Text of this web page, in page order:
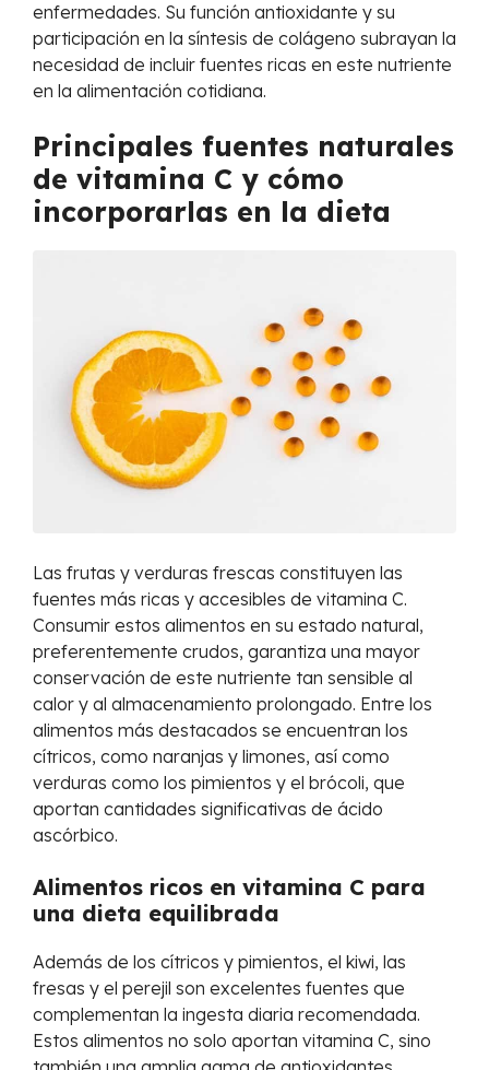
enfermedades. Su función antioxidante y su
participación en la síntesis de colágeno subrayan la
necesidad de incluir fuentes ricas en este nutriente
en la alimentación cotidiana.
Principales fuentes naturales
de vitamina C y cómo
incorporarlas en la dieta
Las frutas y verduras frescas constituyen las
fuentes más ricas y accesibles de vitamina C.
Consumir estos alimentos en su estado natural,
preferentemente crudos, garantiza una mayor
conservación de este nutriente tan sensible al
calor y al almacenamiento prolongado. Entre los
alimentos más destacados se encuentran los
cítricos, como naranjas y limones, así como
verduras como los pimientos y el brócoli, que
aportan cantidades significativas de ácido
ascórbico.
Alimentos ricos en vitamina C para
una dieta equilibrada
Además de los cítricos y pimientos, el kiwi, las
fresas y el perejil son excelentes fuentes que
complementan la ingesta diaria recomendada.
Estos alimentos no solo aportan vitamina C, sino